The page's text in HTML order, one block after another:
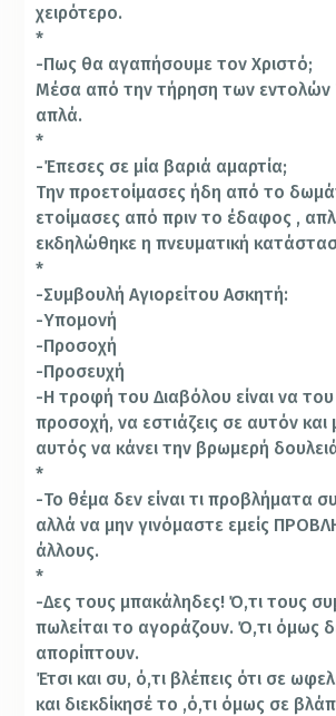
χειρότερο.
*
-Πως θα αγαπήσουμε τον Χριστό;
Μέσα από την τήρηση των εντολών
απλά.
*
-Έπεσες σε μία βαριά αμαρτία;
Την προετοίμασες ήδη από το
ετοίμασες από πριν το έδαφος ,
εκδηλώθηκε η πνευματική
*
-Συμβουλή Αγιορείτου Ασκητή:
-Υπομονή
-Προσοχή
-Προσευχή
-Η τροφή του Διαβόλου είναι να του
προσοχή, να εστιάζεις σε αυτόν και
αυτός να κάνει την βρωμερή
*
-Το θέμα δεν είναι τι προβλήματα
αλλά να μην γινόμαστε εμείς
άλλους.
*
-Δες τους μπακάληδες! Ό,τι τους
πωλείται το αγοράζουν. Ό,τι όμως
απορίπτουν.
Έτσι και συ, ό,τι βλέπεις ότι σε
και διεκδίκησέ το ,ό,τι όμως σε